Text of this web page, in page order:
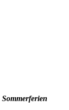
Sommerferien